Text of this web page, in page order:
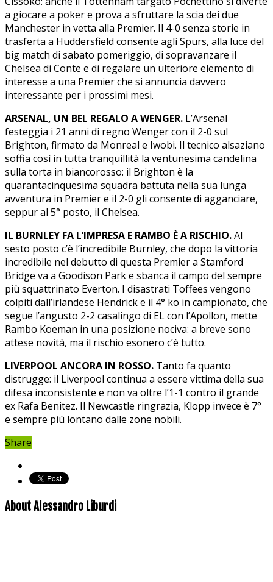
a giocare a poker e prova a sfruttare la scia dei due
Manchester in vetta alla Premier. Il 4-0 senza storie in
trasferta a Huddersfield consente agli Spurs, alla luce del
big match di sabato pomeriggio, di sopravanzare il
Chelsea di Conte e di regalare un ulteriore elemento di
interesse a una Premier che si annuncia davvero
interessante per i prossimi mesi.
ARSENAL, UN BEL REGALO A WENGER. L’Arsenal
festeggia i 21 anni di regno Wenger con il 2-0 sul
Brighton, firmato da Monreal e Iwobi. Il tecnico alsaziano
soffia così in tutta tranquillità la ventunesima candelina
sulla torta in biancorosso: il Brighton è la
quarantacinquesima squadra battuta nella sua lunga
avventura in Premier e il 2-0 gli consente di agganciare,
seppur al 5° posto, il Chelsea.
IL BURNLEY FA L’IMPRESA E RAMBO È A RISCHIO.Al
sesto posto c’è l’incredibile Burnley, che dopo la vittoria
incredibile nel debutto di questa Premier a Stamford
Bridge va a Goodison Park e sbanca il campo del sempre
più squattrinato Everton. I disastrati Toffees vengono
colpiti dall’irlandese Hendrick e il 4° ko in campionato, che
segue l’angusto 2-2 casalingo di EL con l’Apollon, mette
Rambo Koeman in una posizione nociva: a breve sono
attese novità, ma il rischio esonero c’è tutto.
LIVERPOOL ANCORA IN ROSSO. Tanto fa quanto
distrugge: il Liverpool continua a essere vittima della sua
difesa inconsistente e non va oltre l’1-1 contro il grande
ex Rafa Benitez. Il Newcastle ringrazia, Klopp invece è 7°
e sempre più lontano dalle zone nobili.
Share
About Alessandro Liburdi